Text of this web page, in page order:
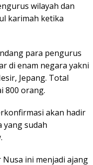
wilayah dan
karimah ketika
para pengurus
di enam negara yakni
Jepang. Total
800 orang.
akan hadir
yang sudah
ini menjadi ajang